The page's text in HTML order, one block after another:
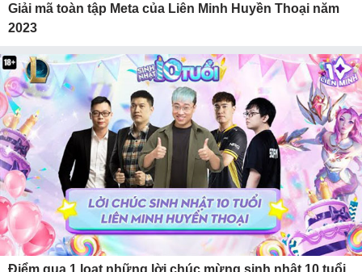
Giải mã toàn tập Meta của Liên Minh Huyền Thoại năm
2023